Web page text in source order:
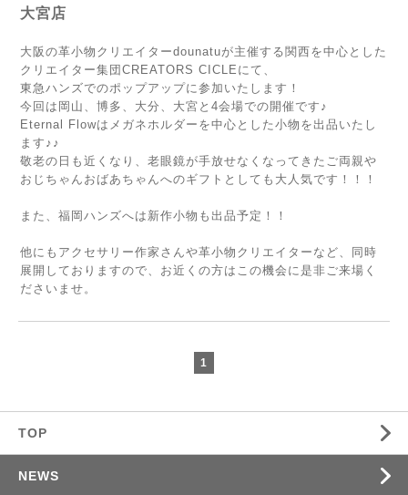
大宮店
大阪の革小物クリエイターdounatuが主催する関西を中心とした
クリエイター集団CREATORS CICLEにて、
東急ハンズでのポップアップに参加いたします！
今回は岡山、博多、大分、大宮と4会場での開催です♪
Eternal Flowはメガネホルダーを中心とした小物を出品いたし
ます♪♪
敬老の日も近くなり、老眼鏡が手放せなくなってきたご両親や
おじちゃんおばあちゃんへのギフトとしても大人気です！！！
また、福岡ハンズへは新作小物も出品予定！！
他にもアクセサリー作家さんや革小物クリエイターなど、同時
展開しておりますので、お近くの方はこの機会に是非ご来場く
ださいませ。
1
TOP
NEWS